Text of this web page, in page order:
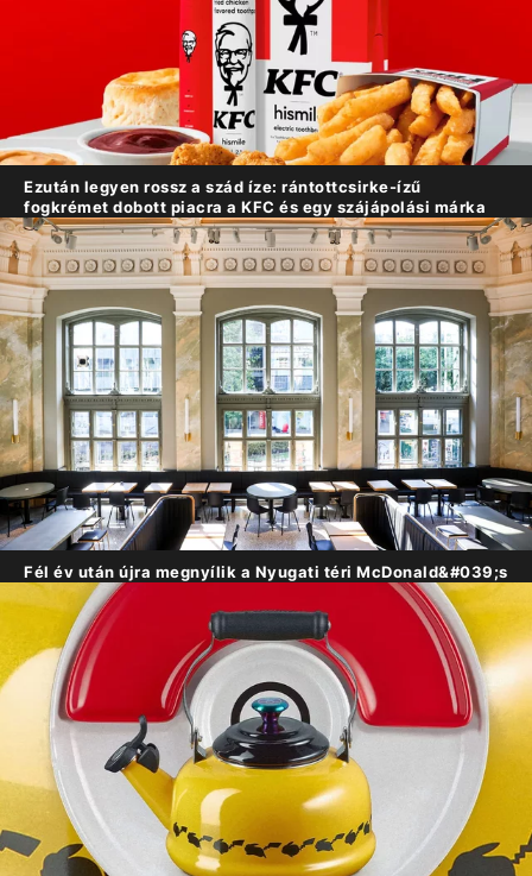
Ezután legyen rossz a szád íze: rántottcsirke-ízű
fogkrémet dobott piacra a KFC és egy szájápolási márka
Fél év után újra megnyílik a Nyugati téri McDonald&#039;s